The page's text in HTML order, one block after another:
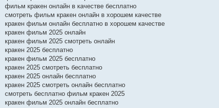
фильм кракен онлайн в качестве бесплатно
смотреть фильм кракен онлайн в хорошем качестве
кракен фильм онлайн бесплатно в хорошем качестве
кракен фильм 2025 онлайн
кракен фильм 2025 смотреть онлайн
кракен 2025 бесплатно
кракен фильм 2025 бесплатно
кракен 2025 смотреть бесплатно
кракен 2025 онлайн бесплатно
кракен 2025 смотреть онлайн бесплатно
смотреть бесплатно фильм кракен 2025
кракен фильм 2025 онлайн бесплатно